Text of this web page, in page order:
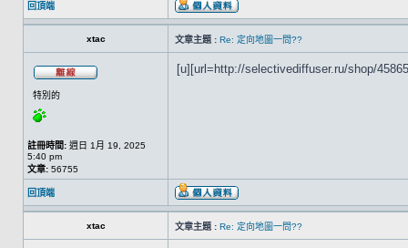
回頂端
xtac 文章主題 : Re: 定向地圖一問??
特別的
註冊時間: 週日 1月 19, 2025
5:40 pm
文章: 56755
[u][url=http://selectivediffuser.ru/shop/
回頂端
xtac 文章主題 : Re: 定向地圖一問??